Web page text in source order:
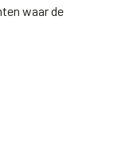
waar de